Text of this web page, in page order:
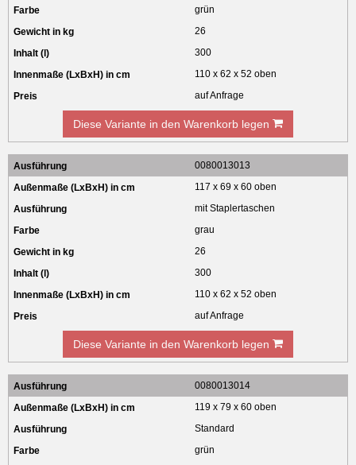
grün
26
300
110 x 62 x 52 oben
auf Anfrage
Diese Variante in den Warenkorb legen
0080013013
117 x 69 x 60 oben
mit Staplertaschen
grau
26
300
110 x 62 x 52 oben
auf Anfrage
Diese Variante in den Warenkorb legen
0080013014
119 x 79 x 60 oben
Standard
grün